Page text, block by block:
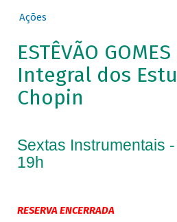
Ações
ESTÊVÃO
Integral dos
Chopin
Sextas Instrumentais
19h
RESERVA ENCERRADA